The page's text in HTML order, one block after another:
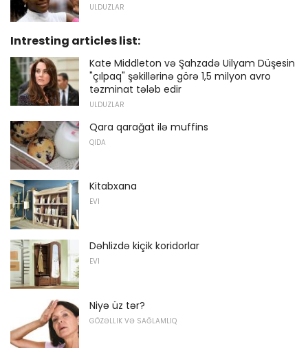
ULDUZLAR
Intresting articles list:
Kate Middleton və Şahzadə Uilyam Düşesin
"çılpaq" şəkillərinə görə 1,5 milyon avro
təzminat tələb edir
ULDUZLAR
Qara qarağat ilə muffins
QIDA
Kitabxana
EVI
Dəhlizdə kiçik koridorlar
EVI
Niyə üz tər?
GÖZƏLLIK VƏ SAĞLAMLIQ